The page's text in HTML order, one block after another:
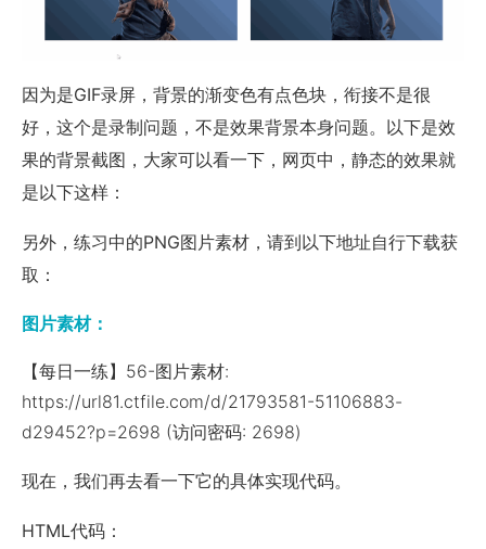
因为是GIF录屏，背景的渐变色有点色块，衔接不是很
好，这个是录制问题，不是效果背景本身问题。以下是效
果的背景截图，大家可以看一下，网页中，静态的效果就
是以下这样：
另外，练习中的PNG图片素材，请到以下地址自行下载获
取：
图片素材：
【每日一练】56-图片素材:
https://url81.ctfile.com/d/21793581-51106883-
d29452?p=2698 (访问密码: 2698)
现在，我们再去看一下它的具体实现代码。
HTML代码：